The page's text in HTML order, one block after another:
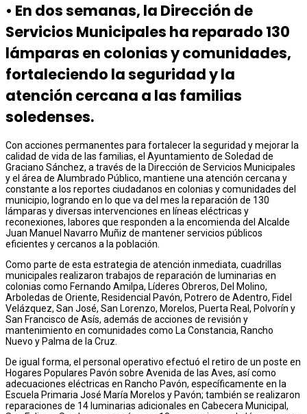
•⁠ ⁠En dos semanas, la Dirección de
Servicios Municipales ha reparado 130
lámparas en colonias y comunidades,
fortaleciendo la seguridad y la
atención cercana a las familias
soledenses.
Con acciones permanentes para fortalecer la seguridad y mejorar la
calidad de vida de las familias, el Ayuntamiento de Soledad de
Graciano Sánchez, a través de la Dirección de Servicios Municipales
y el área de Alumbrado Público, mantiene una atención cercana y
constante a los reportes ciudadanos en colonias y comunidades del
municipio, logrando en lo que va del mes la reparación de 130
lámparas y diversas intervenciones en líneas eléctricas y
reconexiones, labores que responden a la encomienda del Alcalde
Juan Manuel Navarro Muñiz de mantener servicios públicos
eficientes y cercanos a la población.
Como parte de esta estrategia de atención inmediata, cuadrillas
municipales realizaron trabajos de reparación de luminarias en
colonias como Fernando Amilpa, Líderes Obreros, Del Molino,
Arboledas de Oriente, Residencial Pavón, Potrero de Adentro, Fidel
Velázquez, San José, San Lorenzo, Morelos, Puerta Real, Polvorín y
San Francisco de Asís, además de acciones de revisión y
mantenimiento en comunidades como La Constancia, Rancho
Nuevo y Palma de la Cruz.
De igual forma, el personal operativo efectuó el retiro de un poste en
Hogares Populares Pavón sobre Avenida de las Aves, así como
adecuaciones eléctricas en Rancho Pavón, específicamente en la
Escuela Primaria José María Morelos y Pavón; también se realizaron
reparaciones de 14 luminarias adicionales en Cabecera Municipal,